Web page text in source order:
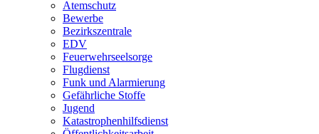
Atemschutz
Bewerbe
Bezirkszentrale
EDV
Feuerwehrseelsorge
Flugdienst
Funk und Alarmierung
Gefährliche Stoffe
Jugend
Katastrophenhilfsdienst